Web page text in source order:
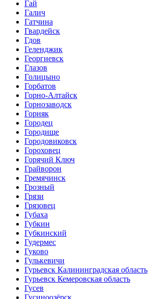
Гай
Галич
Гатчина
Гвардейск
Гдов
Геленджик
Георгиевск
Глазов
Голицыно
Горбатов
Горно-Алтайск
Горнозаводск
Горняк
Городец
Городище
Городовиковск
Гороховец
Горячий Ключ
Грайворон
Гремячинск
Грозный
Грязи
Грязовец
Губаха
Губкин
Губкинский
Гудермес
Гуково
Гулькевичи
Гурьевск Калининградская область
Гурьевск Кемеровская область
Гусев
Гусиноозёрск